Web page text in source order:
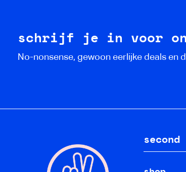
schrijf je in voor
No-nonsense, gewoon eerlijke deals en